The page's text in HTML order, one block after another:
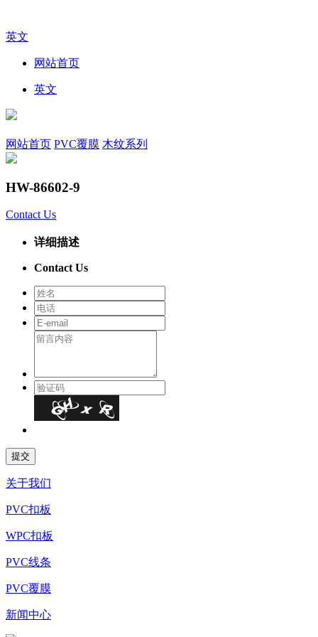
英文
网站首页
英文
网站首页 PVC覆膜 木纹系列
HW-86602-9
Contact Us
详细描述
Contact Us
关于我们
PVC扣板
WPC扣板
PVC线条
PVC覆膜
新闻中心